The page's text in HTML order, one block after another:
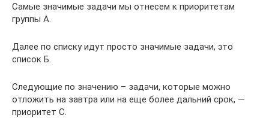
Самые значимые задачи мы отнесем к приоритетам
группы А.
Далее по списку идут просто значимые задачи, это
список Б.
Следующие по значению – задачи, которые можно
отложить на завтра или на еще более дальний срок, —
приоритет С.